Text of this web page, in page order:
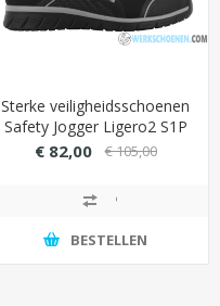
Sterke veiligheidsschoenen
Safety Jogger Ligero2 S1P
met TLS-aansluiting
€ 82,00 € 105,00
BESTELLEN